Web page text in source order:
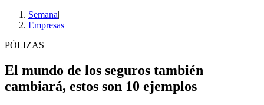
Semana|
Empresas
PÓLIZAS
El mundo de los seguros también
cambiará, estos son 10 ejemplos